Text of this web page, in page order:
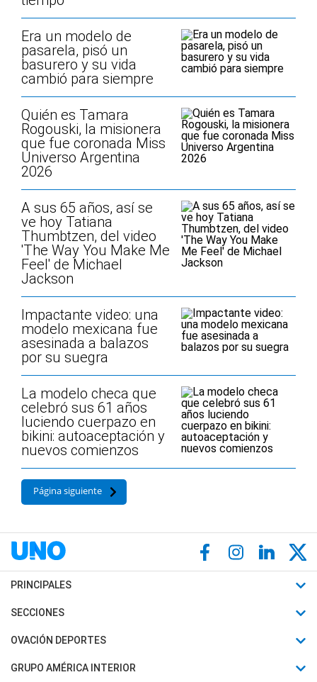
Era un modelo de
pasarela, pisó un
basurero y su vida
cambió para siempre
Quién es Tamara
Rogouski, la misionera
que fue coronada Miss
Universo Argentina
2026
A sus 65 años, así se
ve hoy Tatiana
Thumbtzen, del video
'The Way You Make Me
Feel' de Michael
Jackson
Impactante video: una
modelo mexicana fue
asesinada a balazos
por su suegra
La modelo checa que
celebró sus 61 años
luciendo cuerpazo en
bikini: autoaceptación y
nuevos comienzos
Página siguiente
PRINCIPALES
Últimas Noticias
Política
SECCIONES
Horóscopo
Motores
OVACIÓN DEPORTES
Fútbol
GRUPO AMÉRICA INTERIOR